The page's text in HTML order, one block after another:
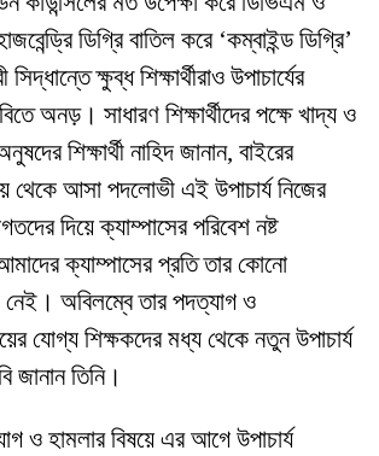
ডিগ্রি বাতিল করে ‘কম্বাইন্ড ডিগ্রি’
ক্ষুব্ধ শিক্ষার্থীরাও উপাচার্যের
অনড়। সাধারণ শিক্ষার্থীদের পক্ষে খাদ্য ও
শিক্ষার্থী নাহিদ জানান, বাইরের
থেকে আসা পদলোভী এই উপাচার্য নিজের
দিয়ে ক্যাম্পাসের পরিবেশ নষ্ট
ক্যাম্পাসের প্রতি তার কোনো
অবিলম্বে তার পদত্যাগ ও
যোগ্য শিক্ষকদের মধ্য থেকে নতুন উপাচার্য
জানান তিনি।
ও হামলার বিষয়ে এর আগে উপাচার্য